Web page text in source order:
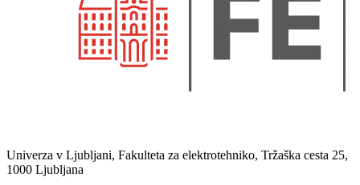
Univerza v Ljubljani, Fakulteta za elektrotehniko, Tržaška cesta 25,
1000 Ljubljana